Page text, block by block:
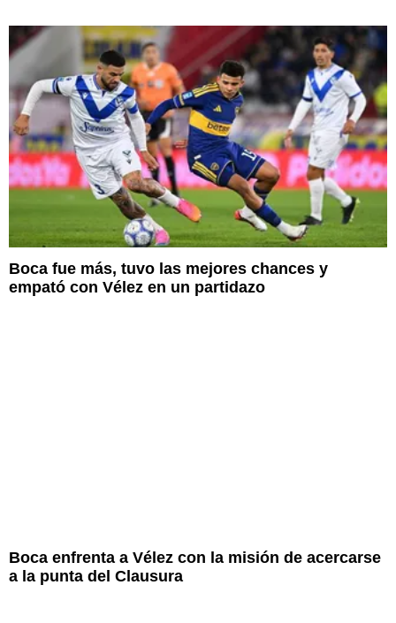
Boca fue más, tuvo las mejores chances y
empató con Vélez en un partidazo
Boca enfrenta a Vélez con la misión de acercarse
a la punta del Clausura